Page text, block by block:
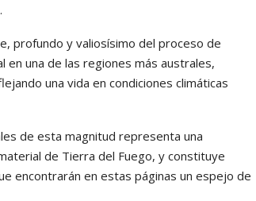
profundo y valiosísimo del proceso de
una de las regiones más australes,
una vida en condiciones climáticas
de esta magnitud representa una
de Tierra del Fuego, y constituye
encontrarán en estas páginas un espejo de